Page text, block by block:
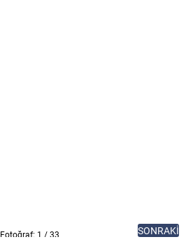
Fotoğraf: 1 / 33 SONRAKİ